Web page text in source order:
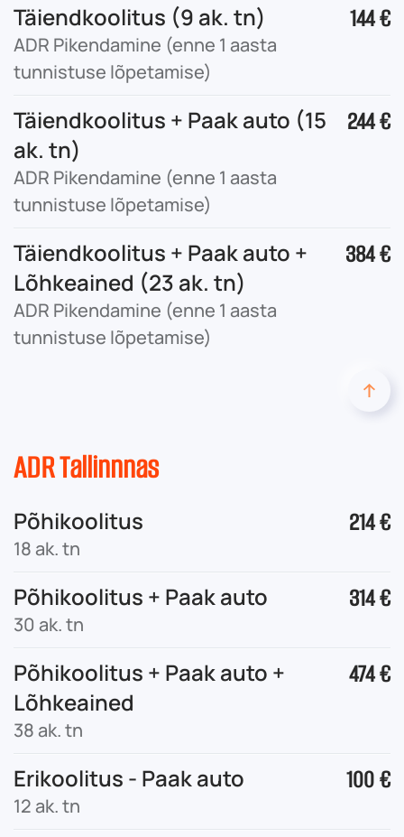
Täiendkoolitus (9 ak. tn)
ADR Pikendamine (enne 1 aasta
tunnistuse lõpetamise)
144 €
Täiendkoolitus + Paak auto (15
ak. tn)
ADR Pikendamine (enne 1 aasta
tunnistuse lõpetamise)
244 €
Täiendkoolitus + Paak auto +
Lõhkeained (23 ak. tn)
ADR Pikendamine (enne 1 aasta
tunnistuse lõpetamise)
384 €
ADR Tallinnnas
Põhikoolitus
18 ak. tn
214 €
Põhikoolitus + Paak auto
30 ak. tn
314 €
Põhikoolitus + Paak auto +
Lõhkeained
38 ak. tn
474 €
Erikoolitus - Paak auto
12 ak. tn
100 €